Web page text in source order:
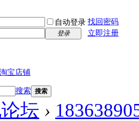
自动登录 找回密码
登录
立即注册
宝店铺
搜索 搜索
坛 ›